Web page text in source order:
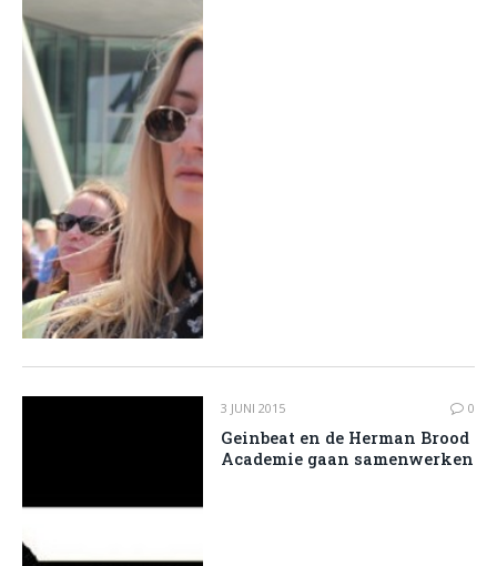
3 JUNI 2015 0
Geinbeat en de Herman Brood
Academie gaan samenwerken